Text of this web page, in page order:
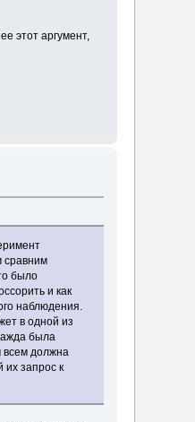
этот аргумент,
сравним
было
и как
наблюдения.
в одной из
была
всем должна
запрос к